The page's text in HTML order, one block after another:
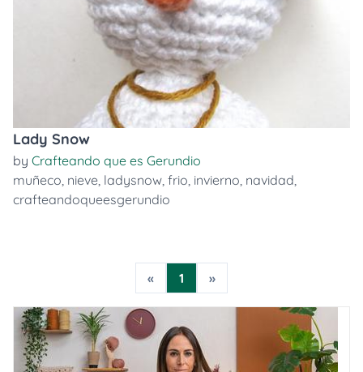
Lady Snow
by Crafteando que es Gerundio
muñeco, nieve, ladysnow, frio, invierno, navidad,
crafteandoqueesgerundio
« 1 »